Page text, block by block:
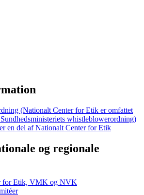
(Nationalt Center for Etik er omfattet
whistleblowerordning)
en del af Nationalt Center for Etik
og regionale
for Etik, VMK og NVK